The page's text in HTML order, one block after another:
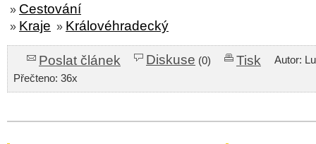
» Cestování
» Kraje » Královéhradecký
Poslat článek Diskuse (0) Tisk
Autor:
Přečteno: 36x